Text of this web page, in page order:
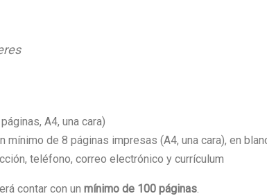
A4, una cara)
mínimo de 8 páginas impresas (A4, una cara), en
teléfono, correo electrónico y currículum
contar con un mínimo de 100 páginas